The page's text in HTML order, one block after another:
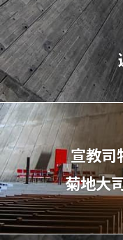
宣教司
菊地⼤